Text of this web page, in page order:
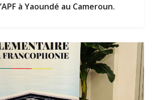
à Yaoundé au Cameroun.